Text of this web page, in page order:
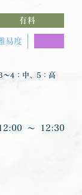
有料
易度
4：中、5：高
〜 12:30